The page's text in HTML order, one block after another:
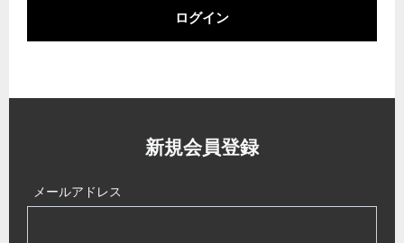
ログイン
新規会員登録
メールアドレス